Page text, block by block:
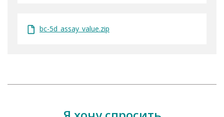
bc-5d_assay_value.zip